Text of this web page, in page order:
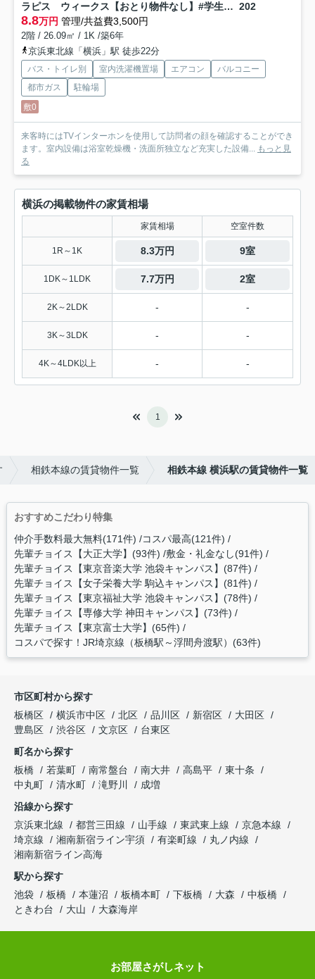
ラピス ウィークス【おとり物件なし】#学生・社会人にオススメ！初期費用分割払いOK！ 202
8.8万円 管理/共益費3,500円
2階 / 26.09㎡ / 1K /築6年
京浜東北線「横浜」駅 徒歩22分
バス・トイレ別 室内洗濯機置場 エアコン
バルコニー
都市ガス
駐輪場
敷0
来客時にはTVインターホンを使用して訪問者の顔を確認することができ
ます。室内設備は浴室乾燥機・洗面所独立など充実した設備... もっと見
る
横浜の掲載物件の家賃相場
家賃相場 空室件数
1R～1K 8.3万円 9室
1DK～1LDK 7.7万円 2室
2K～2LDK - -
3K～3LDK - -
4K～4LDK以上 - -
1
相鉄本線の賃貸物件一覧 相鉄本線 横浜駅の賃貸物件一覧
おすすめこだわり特集
仲介手数料最大無料(171件) コスパ最高(121件)
先輩チョイス【大正大学】(93件) 敷金・礼金なし(91件)
先輩チョイス【東京音楽大学 池袋キャンパス】(87件)
先輩チョイス【女子栄養大学 駒込キャンパス】(81件)
先輩チョイス【東京福祉大学 池袋キャンパス】(78件)
先輩チョイス【専修大学 神田キャンパス】(73件)
先輩チョイス【東京富士大学】(65件)
コスパで探す！JR埼京線（板橋駅～浮間舟渡駅）(63件)
市区町村から探す
板橋区
横浜市中区 北区 品川区 新宿区
大田区
豊島区
渋谷区 文京区
台東区
町名から探す
板橋
若葉町 南常盤台 南大井 高島平
東十条
中丸町
清水町 滝野川
成増
沿線から探す
京浜東北線
都営三田線 山手線 東武東上線
京急本線
埼京線
湘南新宿ライン宇須 有楽町線
丸ノ内線
湘南新宿ライン高海
駅から探す
池袋
板橋 本蓮沼 板橋本町 下板橋 大森
中板橋
ときわ台
大山 大森海岸
お部屋さがしネット